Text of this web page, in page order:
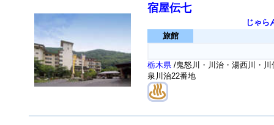
宿屋伝七
じゃら
旅館
栃木県 /鬼怒川・川治・湯西川・
泉川治22番地